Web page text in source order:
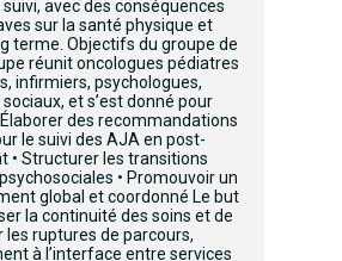
avec des conséquences
sur la santé physique et
terme. Objectifs du groupe de
réunit oncologues pédiatres
infirmiers, psychologues,
et s’est donné pour
Élaborer des recommandations
le suivi des AJA en post-
• Structurer les transitions
• Promouvoir un
global et coordonné Le but
la continuité des soins et de
les ruptures de parcours,
à l’interface entre services